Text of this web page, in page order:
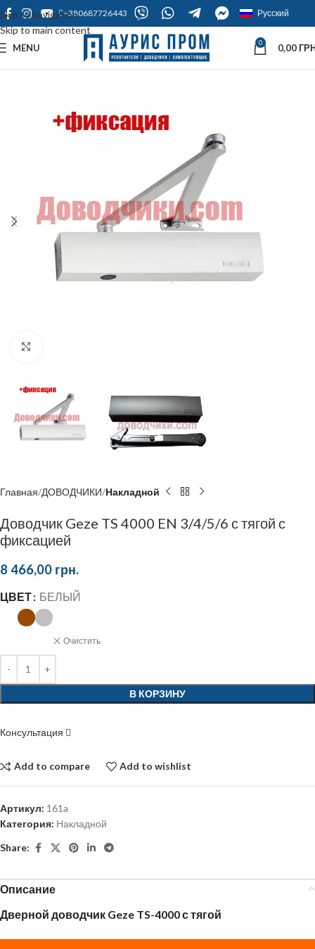
Skip to navigation
Skip to main content
+380687726443 Русский
MENU 0 0,00
Главная ДОВОДЧИКИ Накладной
Доводчик Geze TS 4000 EN 3/4/5/6 с тягой с
фиксацией
8 466,00 грн.
ЦВЕТ БЕЛЫЙ
Очистить
В КОРЗИНУ
Консультация
Add to compare Add to wishlist
Артикул: 161a
Категория: Накладной
Share:
Описание
Дверной доводчик Geze TS-4000 с тягой